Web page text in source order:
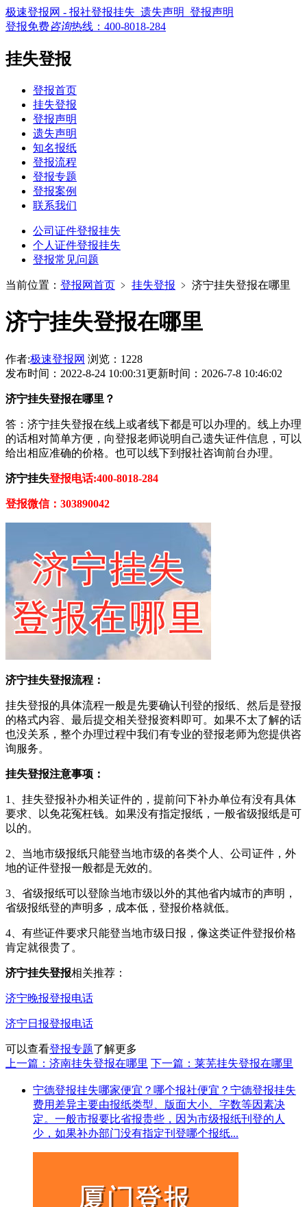
极速登报网 - 报社登报挂失_遗失声明_登报声明
登报免费咨询热线： 400-8018-284
挂失登报
登报首页
挂失登报
登报声明
遗失声明
知名报纸
登报流程
登报专题
登报案例
联系我们
公司证件登报挂失
个人证件登报挂失
登报常见问题
当前位置： 登报网首页 ﹥ 挂失登报 ﹥ 济宁挂失登报在哪里
济宁挂失登报在哪里
作者:极速登报网 浏览：1228
发布时间：2022-8-24 10:00:31更新时间：2026-7-8 10:46:02
济宁挂失登报在哪里？
答：济宁挂失登报在线上或者线下都是可以办理的。线上办理
的话相对简单方便，向登报老师说明自己遗失证件信息，可以
给出相应准确的价格。也可以线下到报社咨询前台办理。
济宁挂失登报电话:400-8018-284
登报微信：303890042
济宁挂失登报流程：
挂失登报的具体流程一般是先要确认刊登的报纸、然后是登报
的格式内容、最后提交相关登报资料即可。如果不太了解的话
也没关系，整个办理过程中我们有专业的登报老师为您提供咨
询服务。
挂失登报注意事项：
1、挂失登报补办相关证件的，提前问下补办单位有没有具体
要求、以免花冤枉钱。如果没有指定报纸，一般省级报纸是可
以的。
2、当地市级报纸只能登当地市级的各类个人、公司证件，外
地的证件登报一般都是无效的。
3、省级报纸可以登除当地市级以外的其他省内城市的声明，
省级报纸登的声明多，成本低，登报价格就低。
4、有些证件要求只能登当地市级日报，像这类证件登报价格
肯定就很贵了。
济宁挂失登报相关推荐：
济宁晚报登报电话
济宁日报登报电话
可以查看登报专题了解更多
上一篇：济南挂失登报在哪里 下一篇：莱芜挂失登报在哪里
宁德登报挂失哪家便宜？哪个报社便宜？宁德登报挂失
费用差异主要由报纸类型、版面大小、字数等因素决
定。一般市报要比省报贵些，因为市级报纸刊登的人
少，如果补办部门没有指定刊登哪个报纸...